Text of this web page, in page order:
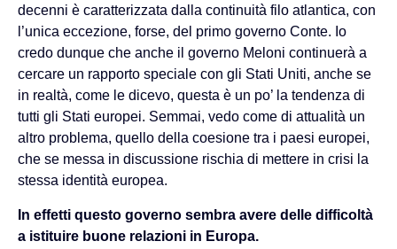
decenni è caratterizzata dalla continuità filo atlantica, con
l’unica eccezione, forse, del primo governo Conte. Io
credo dunque che anche il governo Meloni continuerà a
cercare un rapporto speciale con gli Stati Uniti, anche se
in realtà, come le dicevo, questa è un po’ la tendenza di
tutti gli Stati europei. Semmai, vedo come di attualità un
altro problema, quello della coesione tra i paesi europei,
che se messa in discussione rischia di mettere in crisi la
stessa identità europea.
In effetti questo governo sembra avere delle difficoltà
a istituire buone relazioni in Europa.